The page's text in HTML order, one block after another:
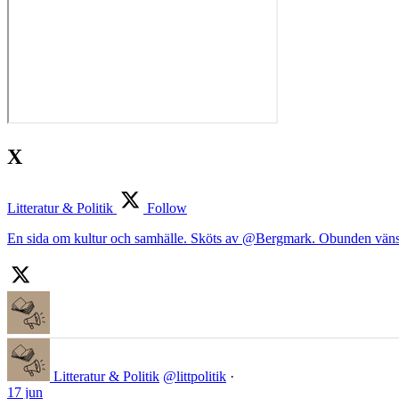
X
Litteratur & Politik
Follow
En sida om kultur och samhälle. Sköts av @Bergmark. Obunden
Litteratur & Politik @littpolitik ·
17 jun